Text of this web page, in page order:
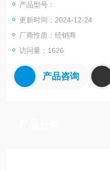
等。
产品型号：
更新时间：2024-12-24
厂商性质：经销商
访问量：1626
产品咨询